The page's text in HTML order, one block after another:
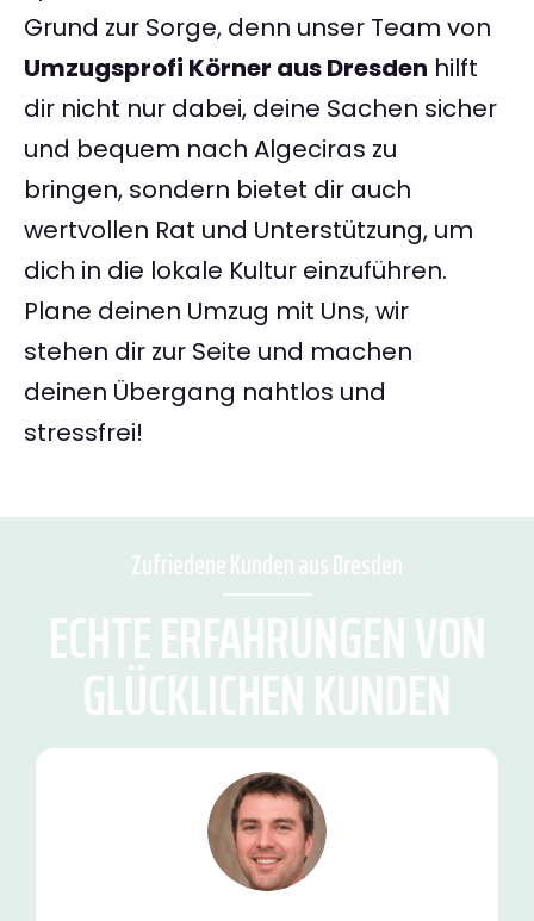
Grund zur Sorge, denn unser Team von
Umzugsprofi Körner aus Dresden hilft
dir nicht nur dabei, deine Sachen sicher
und bequem nach Algeciras zu
bringen, sondern bietet dir auch
wertvollen Rat und Unterstützung, um
dich in die lokale Kultur einzuführen.
Plane deinen Umzug mit Uns, wir
stehen dir zur Seite und machen
deinen Übergang nahtlos und
stressfrei!
Zufriedene Kunden aus Dresden
ECHTE ERFAHRUNGEN VON
GLÜCKLICHEN KUNDEN